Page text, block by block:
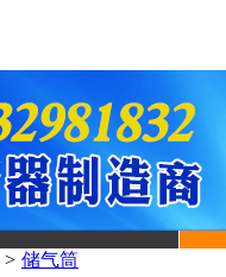
> 储气筒